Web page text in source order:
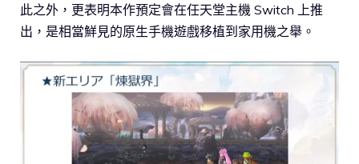
此之外，更表明本作預定會在任天堂主機 Switch 上推
出，是相當鮮見的原生手機遊戲移植到家用機之舉。